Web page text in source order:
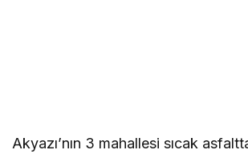
Akyazı’nın 3 mahallesi sıcak